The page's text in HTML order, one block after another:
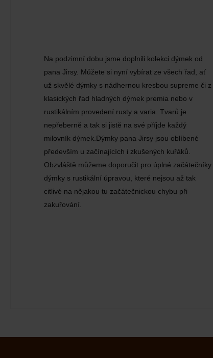
Na podzimní dobu jsme doplnili kolekci dýmek od
pana Jirsy. Můžete si nyní vybírat ze všech řad, ať
už skvělé dýmky s nádhernou kresbou supreme či z
klasických řad hladných dýmek premia nebo v
rustikálním provedení rusty a varia. Tvarů je
nepřeberně a tak si jistě na své příjde každý
milovník dýmek.Dýmky pana Jirsy jsou oblíbené
především u začínajících i zkušených kuřáků.
Obzvláště můžeme doporučit pro úplné začátečníky
dýmky s rustikální úpravou, které nejsou až tak
citlivé na nějakou tu začátečnickou chybu při
zakuřování.